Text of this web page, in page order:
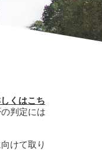
くはこち
判定には
けて取り